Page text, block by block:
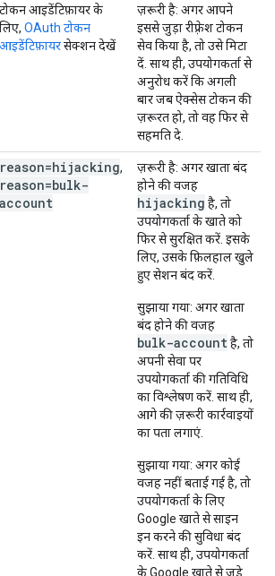
टोकन आइडेंटिफ़ायर के
लिए, OAuth टोकन
आइडेंटिफ़ायरसेक्शन देखें
ज़रूरी है: अगर आपने
इससे जुड़ा रीफ़्रेश टोकन
सेव किया है, तो उसे मिटा
दें. साथ ही, उपयोगकर्ता से
अनुरोध करें कि अगली
बार जब ऐक्सेस टोकन की
ज़रूरत हो, तो वह फिर से
सहमति दे.
reason=hijacking,
reason=bulk-
account
ज़रूरी है: अगर खाता बंद
होने की वजह
hijacking है, तो
उपयोगकर्ता के खाते को
फिर से सुरक्षित करें. इसके
लिए, उसके फ़िलहाल खुले
हुए सेशन बंद करें.
सुझाया गया: अगर खाता
बंद होने की वजह
bulk-accountहै, तो
अपनी सेवा पर
उपयोगकर्ता की गतिविधि
का विश्लेषण करें. साथ ही,
आगे की ज़रूरी कार्रवाइयों
का पता लगाएं.
सुझाया गया: अगर कोई
वजह नहीं बताई गई है, तो
उपयोगकर्ता के लिए
Google खाते से साइन
इन करने की सुविधा बंद
करें. साथ ही, उपयोगकर्ता
के Google खाते से जुड़े